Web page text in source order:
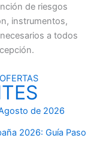
de riesgos
instrumentos,
a todos
de 2026
2026: Guía Paso